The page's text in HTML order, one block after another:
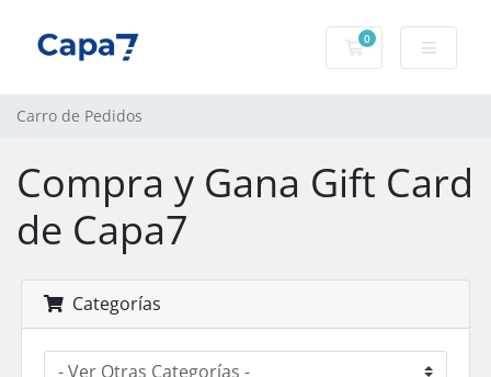
0
Carro de Pedidos
Carro de Pedidos
Compra y Gana Gift Card
de Capa7
Categorías